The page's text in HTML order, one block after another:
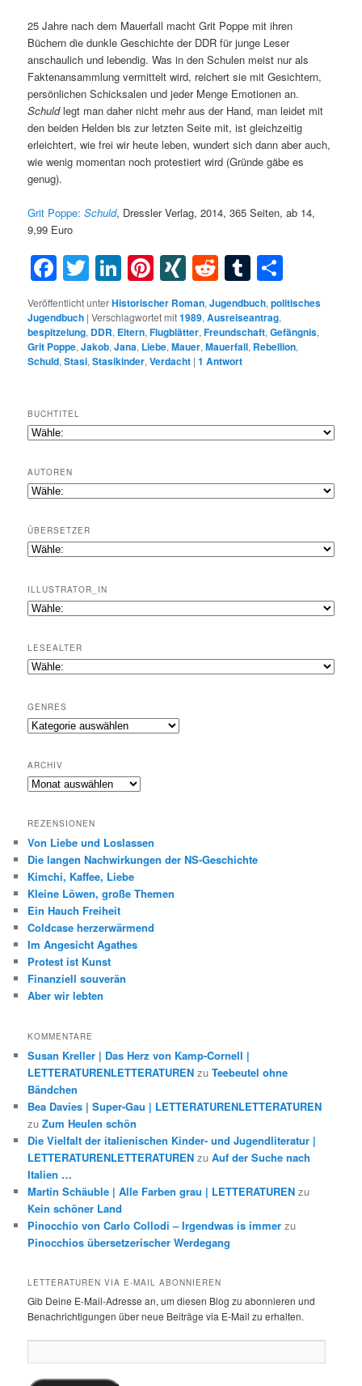
25 Jahre nach dem Mauerfall macht Grit Poppe mit ihren
Büchern die dunkle Geschichte der DDR für junge Leser
anschaulich und lebendig. Was in den Schulen meist nur als
Faktenansammlung vermittelt wird, reichert sie mit Gesichtern,
persönlichen Schicksalen und jeder Menge Emotionen an.
Schuldlegt man daher nicht mehr aus der Hand, man leidet mit
den beiden Helden bis zur letzten Seite mit, ist gleichzeitig
erleichtert, wie frei wir heute leben, wundert sich dann aber auch,
wie wenig momentan noch protestiert wird (Gründe gäbe es
genug).
Grit Poppe:Schuld, Dressler Verlag, 2014, 365 Seiten, ab 14,
9,99 Euro
Facebook
Twitter
LinkedIn
Pinterest
XINGRedditTumblr
Veröffentlicht unterHistorischer Roman,Jugendbuch,politisches
Jugendbuch |Verschlagwortet mit1989,Ausreiseantrag,
bespitzelung, DDR, Eltern,Flugblätter,Freundschaft,Gefängnis,
Grit Poppe,Jakob,Jana, Liebe,Mauer,Mauerfall, Rebellion,
Schuld,Stasi,Stasikinder,Verdacht |1 Antwort
BUCHTITEL
AUTOREN
ÜBERSETZER
ILLUSTRATOR_IN
LESEALTER
GENRES
Genres
ARCHIV
Archiv
REZENSIONEN
Von Liebe und Loslassen
Die langen Nachwirkungen der NS-Geschichte
Kimchi, Kaffee, Liebe
Kleine Löwen, große Themen
Ein Hauch Freiheit
Coldcase herzerwärmend
Im Angesicht Agathes
Protest ist Kunst
Finanziell souverän
Aber wir lebten
KOMMENTARE
Susan Kreller | Das Herz von Kamp-Cornell |
LETTERATURENLETTERATUREN zuTeebeutel ohne
Bändchen
Bea Davies | Super-Gau | LETTERATURENLETTERATUREN
zuZum Heulen schön
Die Vielfalt der italienischen Kinder- und Jugendliteratur |
LETTERATURENLETTERATUREN zuAuf der Suche nach
Italien …
Martin Schäuble | Alle Farben grau | LETTERATUREN zu
Kein schöner Land
Pinocchio von Carlo Collodi – Irgendwas is immer zu
Pinocchios übersetzerischer Werdegang
LETTERATUREN VIA E-MAIL ABONNIEREN
Gib Deine E-Mail-Adresse an, um diesen Blog zu abonnieren und
Benachrichtigungen über neue Beiträge via E-Mail zu erhalten.
Mail-
Adresse: